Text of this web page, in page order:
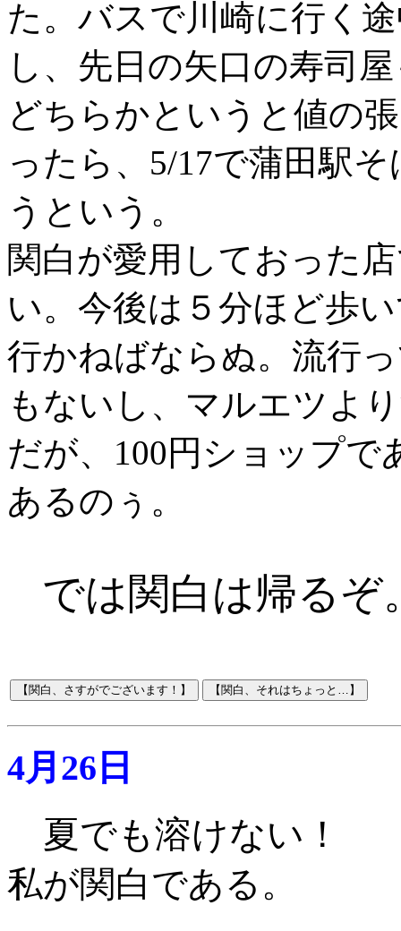
た。バスで川崎に行く
し、先日の矢口の寿司
どちらかというと値の
ったら、5/17で蒲田駅
うという。
関白が愛用しておった
い。今後は５分ほど歩
行かねばならぬ。流行
もないし、マルエツよ
だが、100円ショップ
あるのぅ。
では関白は帰るぞ
4月26日
夏でも溶けない！
私が関白である。